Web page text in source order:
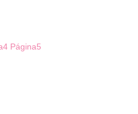
4 Página5